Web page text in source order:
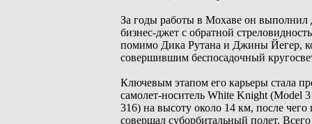
За годы работы в Мохаве он выполнил
бизнес-джет с обратной
помимо Дика Рутана и Джины Йегер,
совершившим беспосадочный
Ключевым этапом его карьеры стала
самолет-носитель White Knight (Model
316) на высоту около 14 км, после
совершал суборбитальный полет.